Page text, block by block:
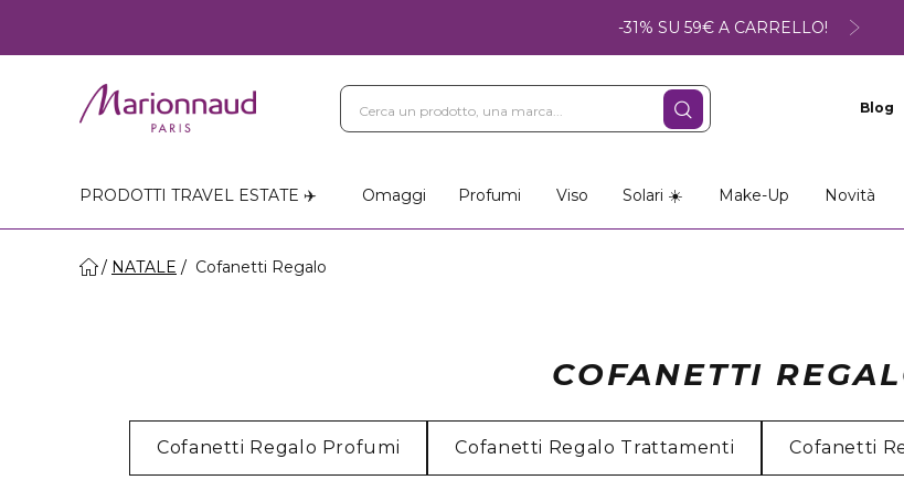
-31% SU 59€ A CARRELLO!
Blog
PRODOTTI TRAVEL ESTATE ✈️ Omaggi Profumi Viso Solari ☀️ Make-Up Novità
NATALE Cofanetti Regalo
COFANETTI
Cofanetti Regalo Profumi Cofanetti Regalo Trattamenti Cofanetti